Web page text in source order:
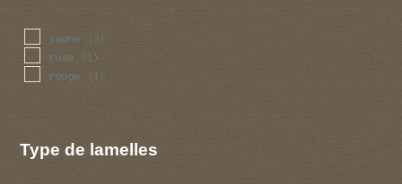
jaune (3)
rose (1)
rouge (1)
Type de lamelles